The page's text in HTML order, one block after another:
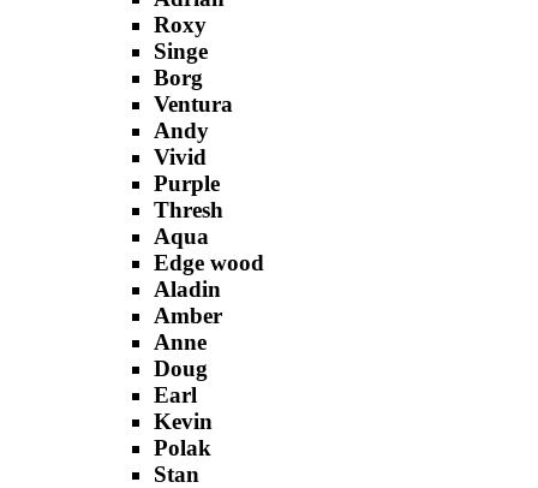
Roxy
Singe
Borg
Ventura
Andy
Vivid
Purple
Thresh
Aqua
Edge wood
Aladin
Amber
Anne
Doug
Earl
Kevin
Polak
Stan